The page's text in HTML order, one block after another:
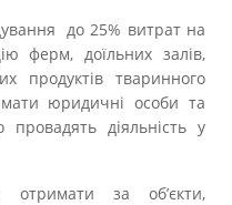
до 25% витрат на
ферм, доїльних залів,
продуктів тваринного
юридичні особи та
провадять діяльність у
отримати за об’єкти,